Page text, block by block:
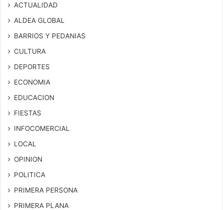
ACTUALIDAD
ALDEA GLOBAL
BARRIOS Y PEDANIAS
CULTURA
DEPORTES
ECONOMIA
EDUCACION
FIESTAS
INFOCOMERCIAL
LOCAL
OPINION
POLITICA
PRIMERA PERSONA
PRIMERA PLANA